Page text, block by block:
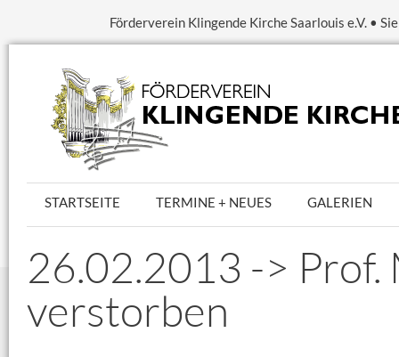
Förderverein Klingende Kirche Saarlouis e.V. •
STARTSEITE TERMINE + NEUES GALERIEN
26.02.2013 ->
verstorben